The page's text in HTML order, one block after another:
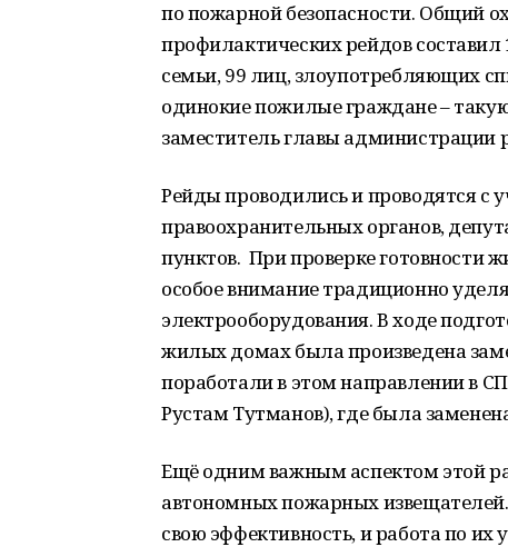
по пожарной безопасности. Общий
профилактических рейдов составил
семьи, 99 лиц, злоупотребляющих
одинокие пожилые граждане –
заместитель главы администрации
Рейды проводились и проводятся с
правоохранительных органов,
пунктов. При проверке готовности
особое внимание традиционно
электрооборудования. В ходе
жилых домах была произведена
поработали в этом направлении в
Рустам Тутманов), где была
Ещё одним важным аспектом этой
автономных пожарных
свою эффективность, и работа по их